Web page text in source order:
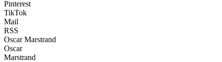
Pinterest
TikTok
Mail
RSS
Oscar Marstrand
Oscar
Marstrand